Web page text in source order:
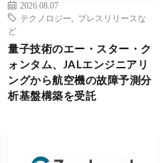
2026.08.07
テクノロジー
プレスリリースな
ど
量子技術のエー・スター・ク
ォンタム、JALエンジニアリ
ングから航空機の故障予測分
析基盤構築を受託